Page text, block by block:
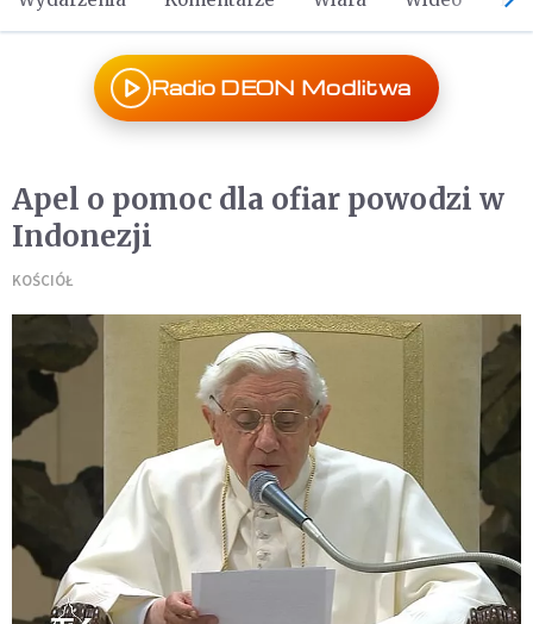
Radio DEON Modlitwa
Apel o pomoc dla ofiar powodzi w
Indonezji
KOŚCIÓŁ